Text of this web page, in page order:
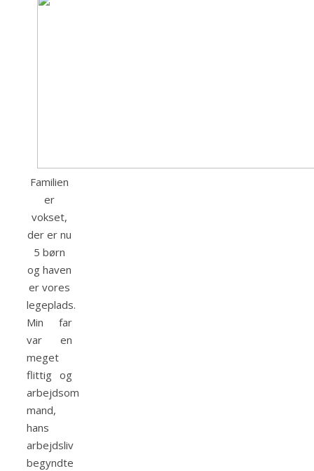
Familien
er
vokset,
der er nu
5 børn
og haven
er vores
legeplads.
Min far
var en
meget
flittig og
arbejdsom
mand,
hans
arbejdsliv
begyndte